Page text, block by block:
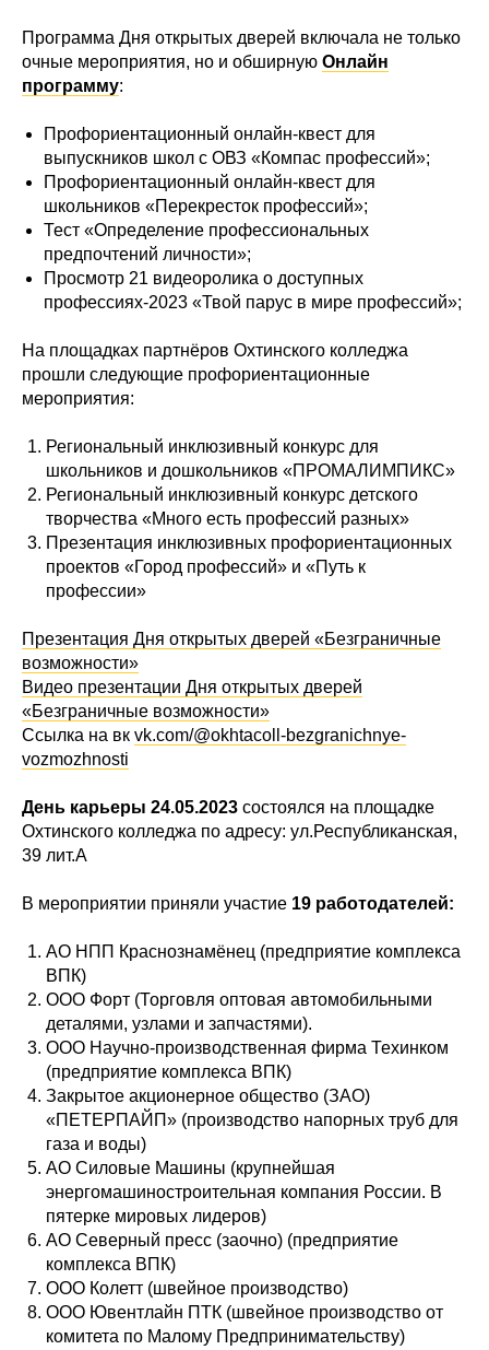
Программа Дня открытых дверей включала не только
очные мероприятия, но и обширную Онлайн
программу:
Профориентационный онлайн-квест для
выпускников школ с ОВЗ «Компас профессий»;
Профориентационный онлайн-квест для
школьников «Перекресток профессий»;
Тест «Определение профессиональных
предпочтений личности»;
Просмотр 21 видеоролика о доступных
профессиях-2023 «Твой парус в мире профессий»;
На площадках партнёров Охтинского колледжа
прошли следующие профориентационные
мероприятия:
Региональный инклюзивный конкурс для
школьников и дошкольников «ПРОМАЛИМПИКС»
Региональный инклюзивный конкурс детского
творчества «Много есть профессий разных»
Презентация инклюзивных профориентационных
проектов «Город профессий» и «Путь к
профессии»
Презентация Дня открытых дверей «Безграничные
возможности»
Видео презентации Дня открытых дверей
«Безграничные возможности»
Ссылка на вк vk.com/@okhtacoll-bezgranichnye-
vozmozhnosti
День карьеры 24.05.2023 состоялся на площадке
Охтинского колледжа по адресу: ул.Республиканская,
39 лит.А
В мероприятии приняли участие 19 работодателей:
АО НПП Краснознамёнец (предприятие комплекса
ВПК)
ООО Форт (Торговля оптовая автомобильными
деталями, узлами и запчастями).
ООО Научно-производственная фирма Техинком
(предприятие комплекса ВПК)
Закрытое акционерное общество (ЗАО)
«ПЕТЕРПАЙП» (производство напорных труб для
газа и воды)
АО Силовые Машины (крупнейшая
энергомашиностроительная компания России. В
пятерке мировых лидеров)
АО Северный пресс (заочно) (предприятие
комплекса ВПК)
ООО Колетт (швейное производство)
ООО Ювентлайн ПТК (швейное производство от
комитета по Малому Предпринимательству)